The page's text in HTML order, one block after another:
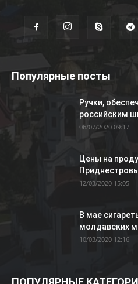
Популярные посты
Ручки,
российским
06/07/2020 09:17
Цены на
12/03/2020 15:05
В мае
молдавских
10/03/2020 12:16